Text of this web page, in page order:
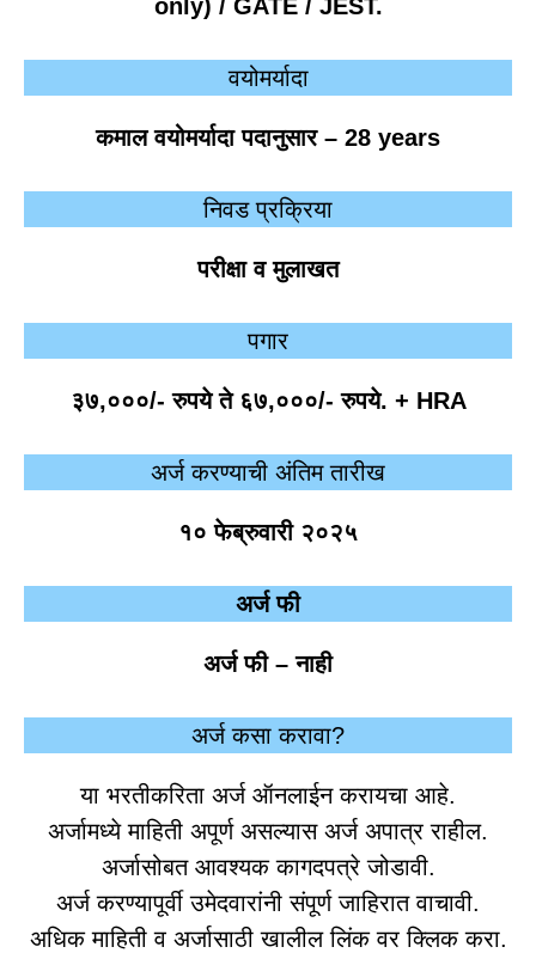
only) / GATE / JEST.
वयोमर्यादा
कमाल वयोमर्यादा पदानुसार – 28 years
निवड प्रक्रिया
परीक्षा व मुलाखत
पगार
३७,०००/- रुपये ते ६७,०००/- रुपये. + HRA
अर्ज करण्याची अंतिम तारीख
१० फेब्रुवारी २०२५
अर्ज फी
अर्ज फी – नाही
अर्ज कसा करावा?
या भरतीकरिता अर्ज ऑनलाईन करायचा आहे.
अर्जामध्ये माहिती अपूर्ण असल्यास अर्ज अपात्र राहील.
अर्जासोबत आवश्यक कागदपत्रे जोडावी.
अर्ज करण्यापूर्वी उमेदवारांनी संपूर्ण जाहिरात वाचावी.
अधिक माहिती व अर्जासाठी खालील लिंक वर क्लिक करा.